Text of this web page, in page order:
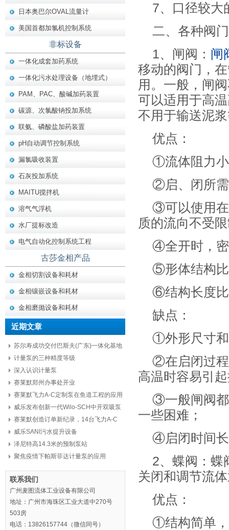
7、口径较大
二、各种阀
1、闸阀： 闸
移动的阀门，
用。一般，闸
可以适用于高
不用于输送泥
优点：
①流体阻力
②启、闭所
③可以使用在
质的流向不受
④全开时，密
⑤形体结构
⑥结构长度
缺点：
①外形尺寸和
②在启闭过程
高温时容易引
③一般闸阀都
一些困难；
④启闭时间
2、蝶阀：蝶
关闭和调节流
优点：
①结构简单，
日本奥巴尔OVAL流量计
美国首都加氯机控制系统
非标设备
一体化成套加药系统
一体化污水处理设备（地埋式）
PAM、PAC、酸碱加药装置
碳源、次氯酸钠投加系统
联氨、磷酸盐加药装置
pH自动调节控制系统
漏氯吸收装置
石灰投加系统
MAITU搅拌机
溶气气浮机
水厂提标改造
电气自动化控制系统工程
古莎金相产品
金相切割设备和耗材
金相镶嵌设备和耗材
金相磨抛设备和耗材
近期文章
苏尔寿成功交付巴斯夫(广东)一体化基地
项目核心设备
计量泵的三种精度等级
深入认识计量泵
赛莱默郑州办事处开业
赛莱默飞力A-C定制泵在鱼道工程的应用
威乐发布创新一代Wilo-SCH中开双吸泵
赛莱默创造订单新纪录，14台飞力A-C
定制泵，8亿元
威乐SANI污水提升设备
泽尼特高14.3米的预制泵站
聚焦疫情下帕斯菲达计量泵的应用
联系我们
广州麦图流体工业设备有限公司
地址：广州市海珠区工业大道中270号
503房
电话：13826157744（微信同号）